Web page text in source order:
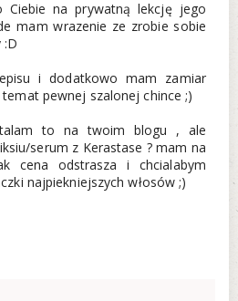
Ciebie na prywatną lekcję jego
mam wrazenie ze zrobie sobie
:D
i dodatkowo mam zamiar
pewnej szalonej chince ;)
to na twoim blogu , ale
serum z Kerastase ? mam na
cena odstrasza i chcialabym
najpiekniejszych włosów ;)